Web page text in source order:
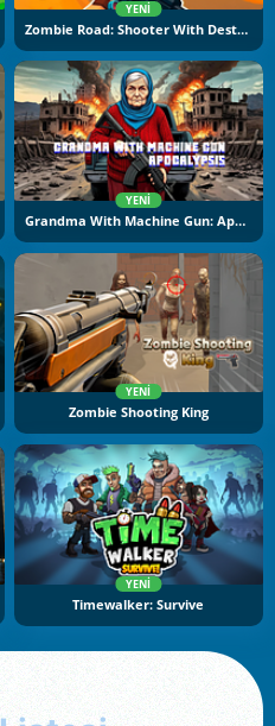
YENI
Zombie Road: Shooter With Destruction
YENI
Grandma With Machine Gun: Apocalypsis
YENI
Zombie Shooting King
YENI
Timewalker: Survive